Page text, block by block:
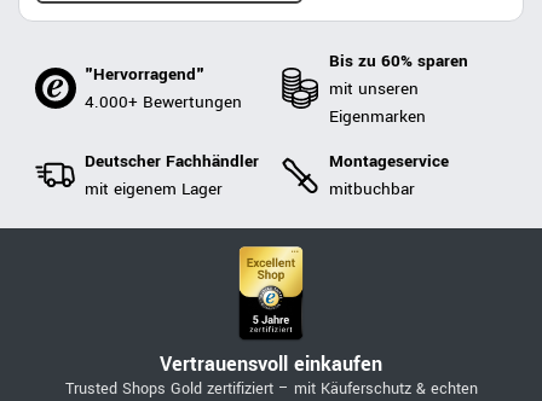
"Hervorragend"
4.000+ Bewertungen
Bis zu 60% sparen
mit unseren
Eigenmarken
Deutscher Fachhändler
mit eigenem Lager
Montageservice
mitbuchbar
Vertrauensvoll einkaufen
Trusted Shops Gold zertifiziert – mit Käuferschutz & echten